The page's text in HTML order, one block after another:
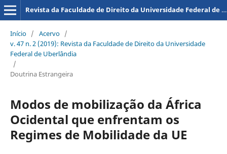
Revista da Faculdade de Direito da Universidade Federal de Uberlândia
Início / Acervo /
v. 47 n. 2 (2019): Revista da Faculdade de Direito da Universidade
Federal de Uberlândia
/
Doutrina Estrangeira
Modos de mobilização da África
Ocidental que enfrentam os
Regimes de Mobilidade da UE